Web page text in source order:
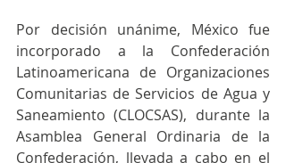
Por decisión unánime, México fue
incorporado a la Confederación
Latinoamericana de Organizaciones
Comunitarias de Servicios de Agua y
Saneamiento (CLOCSAS), durante la
Asamblea General Ordinaria de la
Confederación, llevada a cabo en el